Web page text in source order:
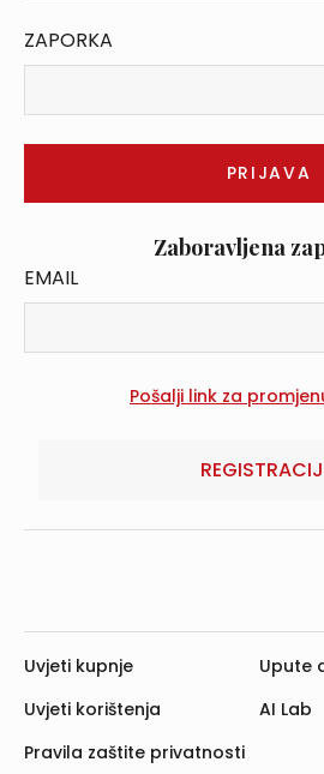
ZAPORKA
Zaboravljena
EMAIL
Uvjeti kupnje
Uvjeti korištenja
Pravila zaštite privatnosti
Upute
AI Lab